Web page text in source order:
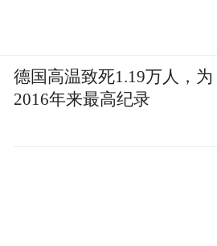
德国高温致死1.19万人，为
2016年来最高纪录